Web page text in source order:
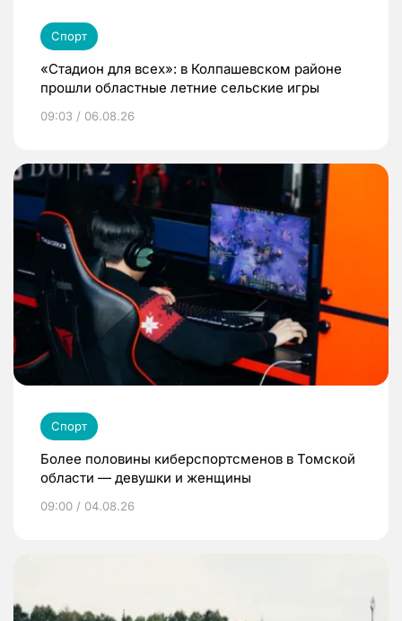
Спорт
«Стадион для всех»: в Колпашевском районе
прошли областные летние сельские игры
09:03 / 06.08.26
Спорт
Более половины киберспортсменов в Томской
области — девушки и женщины
09:00 / 04.08.26